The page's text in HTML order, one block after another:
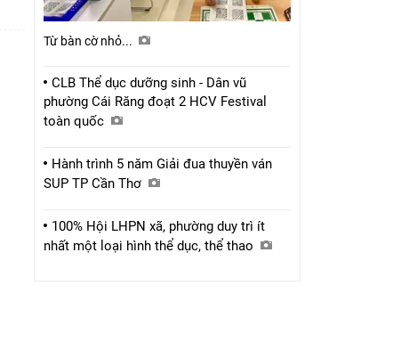
Từ bàn cờ nhỏ...
CLB Thể dục dưỡng sinh - Dân vũ
phường Cái Răng đoạt 2 HCV Festival
toàn quốc
Hành trình 5 năm Giải đua thuyền ván
SUP TP Cần Thơ
100% Hội LHPN xã, phường duy trì ít
nhất một loại hình thể dục, thể thao